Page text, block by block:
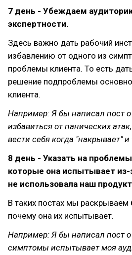
7 день - Убеждаем
экспертности.
Здесь важно дать рабочий
избавлению от одного из
проблемы клиента. То есть
решение подпроблемы
клиента.
Например: Я бы написал пост о
избавиться от панических
вести себя когда "накрывает" и
8 день - Указать на
которые она испытывает из-
не использовала наш
В таких постах мы раскрываем
почему она их испытывает.
Например: Я бы написал пост о
симптомы испытывает моя